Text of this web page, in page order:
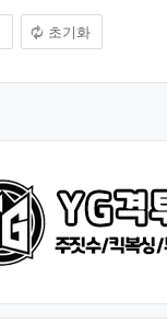
초기화